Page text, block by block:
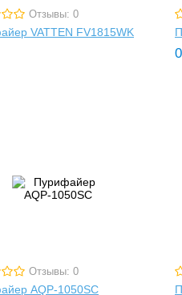
Отзывы: 0
VATTEN FV1815WK
0
Отзывы: 0
AQP-1050SC